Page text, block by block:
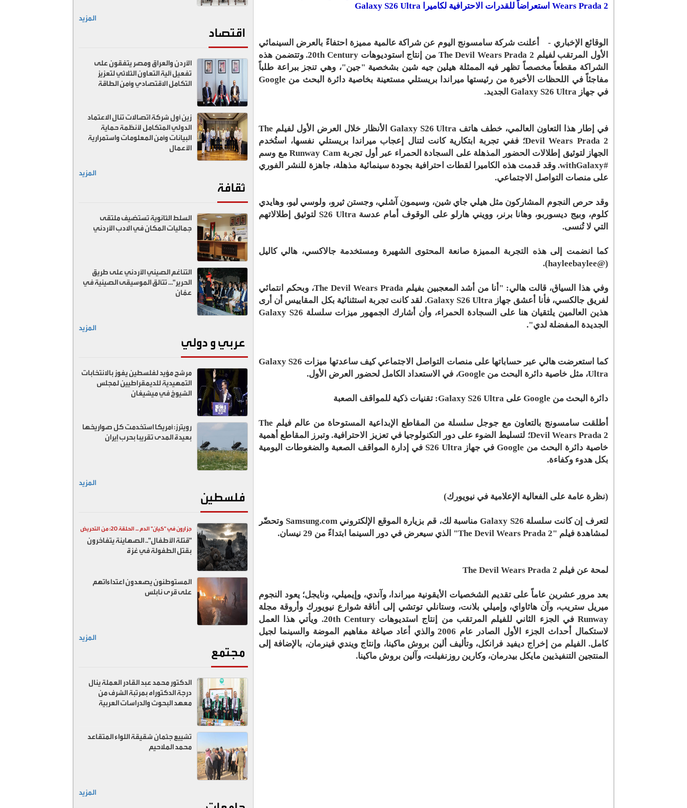
Wears Prada 2 استعراضاً للقدرات الاحترافية لكاميرا Galaxy S26 Ultra
الوقائع الإخباري - أعلنت شركة سامسونج اليوم عن شراكة عالمية مميزة احتفاءً بالعرض السينمائي
الأول المرتقب لفيلم The Devil Wears Prada 2 من إنتاج استوديوهات 20th Century. وتتضمن هذه
الشراكة مقطعاً مخصصاً تظهر فيه الممثلة هيلين جيه شين بشخصية "جين"، وهي تنجز ببراعة طلباً
مفاجئاً في اللحظات الأخيرة من رئيستها ميراندا بريستلي مستعينة بخاصية دائرة البحث من Google
في جهاز Galaxy S26 Ultra الجديد.
في إطار هذا التعاون العالمي، خطف هاتف Galaxy S26 Ultra الأنظار خلال العرض الأول لفيلم The
Devil Wears Prada 2؛ ففي تجربة ابتكارية كانت لتنال إعجاب ميراندا بريستلي نفسها، استُخدم
الجهاز لتوثيق إطلالات الحضور المذهلة على السجادة الحمراء عبر أول تجربة Runway Cam مع وسم
#withGalaxy. وقد قدمت هذه الكاميرا لقطات احترافية بجودة سينمائية مذهلة، جاهزة للنشر الفوري
على منصات التواصل الاجتماعي.
وقد حرص النجوم المشاركون مثل هيلي جاي شين، وسيمون آشلي، وجستن ثيرو، ولوسي ليو، وهايدي
كلوم، وبيج ديسوربو، وهانا برنر، وويني هارلو على الوقوف أمام عدسة S26 Ultra لتوثيق إطلالاتهم
التي لا تُنسى.
كما انضمت إلى هذه التجربة المميزة صانعة المحتوى الشهيرة ومستخدمة جالاكسي، هالي كاليل
(@hayleebaylee).
وفي هذا السياق، قالت هالي: "أنا من أشد المعجبين بفيلم The Devil Wears Prada، وبحكم انتمائي
لفريق جالكسي، فأنا أعشق جهاز Galaxy S26 Ultra. لقد كانت تجربة استثنائية بكل المقاييس أن أرى
هذين العالمين يلتقيان هنا على السجادة الحمراء، وأن أشارك الجمهور ميزات سلسلة Galaxy S26
الجديدة المفضلة لدي".
كما استعرضت هالي عبر حساباتها على منصات التواصل الاجتماعي كيف ساعدتها ميزات Galaxy S26
Ultra، مثل خاصية دائرة البحث من Google، في الاستعداد الكامل لحضور العرض الأول.
دائرة البحث من Google على Galaxy S26 Ultra: تقنيات ذكية للمواقف الصعبة
أطلقت سامسونج بالتعاون مع جوجل سلسلة من المقاطع الإبداعية المستوحاة من عالم فيلم The
Devil Wears Prada 2؛ لتسليط الضوء على دور التكنولوجيا في تعزيز الاحترافية. وتبرز المقاطع أهمية
خاصية دائرة البحث من Google في جهاز S26 Ultra في إدارة المواقف الصعبة والضغوطات اليومية
بكل هدوء وكفاءة.
(نظرة عامة على الفعالية الإعلامية في نيويورك)
لتعرف إن كانت سلسلة Galaxy S26 مناسبة لك، قم بزيارة الموقع الإلكتروني Samsung.com وتحضّر
لمشاهدة فيلم "The Devil Wears Prada 2" الذي سيعرض في دور السينما ابتداءً من 29 نيسان.
لمحة عن فيلم The Devil Wears Prada 2
بعد مرور عشرين عاماً على تقديم الشخصيات الأيقونية ميراندا، وآندي، وإيميلي، ونايجل؛ يعود النجوم
ميريل ستريب، وآن هاثاواي، وإميلي بلانت، وستانلي توتشي إلى أناقة شوارع نيويورك وأروقة مجلة
Runway في الجزء الثاني للفيلم المرتقب من إنتاج استديوهات 20th Century. ويأتي هذا العمل
لاستكمال أحداث الجزء الأول الصادر عام 2006 والذي أعاد صياغة مفاهيم الموضة والسينما لجيل
كامل. الفيلم من إخراج ديفيد فرانكل، وتأليف ألين بروش ماكينا، وإنتاج ويندي فينرمان، بالإضافة إلى
المنتجين التنفيذيين مايكل بيدرمان، وكارين روزنفيلت، وآلين بروش ماكينا.
المزيد
اقتصاد
الأردن والعراق ومصر يتفقون على
تفعيل آلية التعاون الثلاثي لتعزيز
التكامل الاقتصادي وأمن الطاقة
زين أول شركة اتصالات تنال الاعتماد
الدولي المتكامل لأنظمة حماية
البيانات وأمن المعلومات واستمرارية
الأعمال
المزيد
ثقافة
السلط الثانوية تستضيف ملتقى
جماليات المكان في الادب الأردني
التناغم الصيني الأردني على طريق
الحرير"… تتألق الموسيقى الصينية في
عمّان
المزيد
عربي و دولي
مرشح مؤيد لفلسطين يفوز بالانتخابات
التمهيدية للديمقراطيين لمجلس
الشيوخ في ميشيغان
رويترز: أمريكا استخدمت كل صواريخها
بعيدة المدى تقريبا بحرب إيران
المزيد
فلسطين
جزارون في "كيان" الدم ... الحلقة 20: من التحريض
السياسي إلى المقابر الجماعية
"قتلة الأطفال".. الصهاينة يتفاخرون
بقتل الطفولة في غزة
المستوطنون يصعدون اعتداءاتهم
على قرى نابلس
المزيد
مجتمع
الدكتور محمد عبد القادر العملة ينال
درجة الدكتوراه بمرتبة الشرف من
معهد البحوث والدراسات العربية
تشييع جثمان شقيقة اللواء المتقاعد
محمد الملاحيم
المزيد